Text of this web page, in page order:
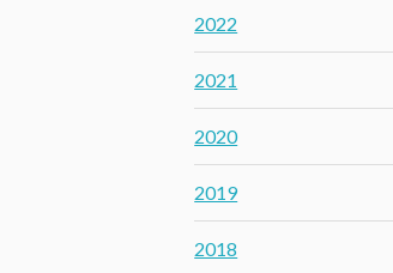
2022
2021
2020
2019
2018